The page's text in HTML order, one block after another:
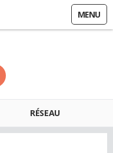
MENU
RÉSEAU